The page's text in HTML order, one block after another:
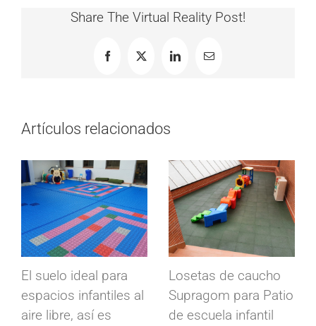
Share The Virtual Reality Post!
Facebook
X LinkedInCorreo
Artículos relacionados
Suelos conductivos
Conducta para
fábrica de
Losetas industriales
Modulfix en cámaras
frigoríficas